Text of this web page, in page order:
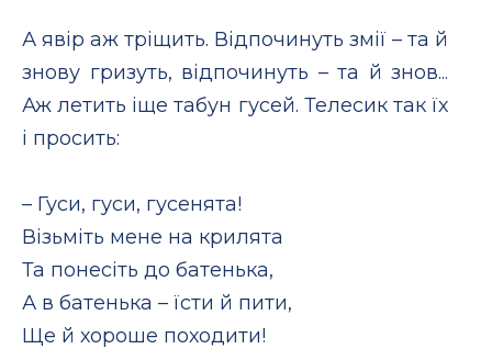
А явір аж тріщить. Відпочинуть змії – та й
знову гризуть, відпочинуть – та й знов...
Аж летить іще табун гусей. Телесик так їх
і просить:
– Гуси, гуси, гусенята!
Візьміть мене на крилята
Та понесіть до батенька,
А в батенька – їсти й пити,
Ще й хороше походити!